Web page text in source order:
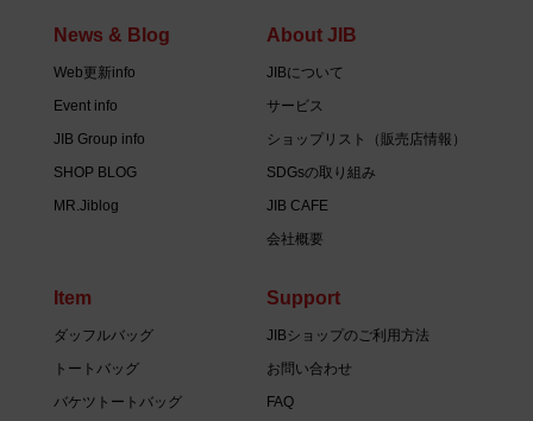
News & Blog
Web更新info
Event info
JIB Group info
SHOP BLOG
MR.Jiblog
About JIB
JIBについて
サービス
ショップリスト（販売店情報）
SDGsの取り組み
JIB CAFE
会社概要
Item
ダッフルバッグ
トートバッグ
バケツトートバッグ
Support
JIBショップのご利用方法
お問い合わせ
FAQ